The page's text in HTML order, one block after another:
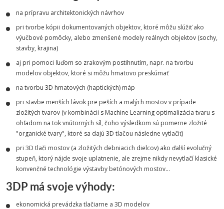
na prípravu architektonických návrhov
pri tvorbe kópii dokumentovaných objektov, ktoré môžu slúžiť ako
výučbové pomôcky, alebo zmenšené modely reálnych objektov (sochy,
stavby, krajina)
aj pri pomoci ľuďom so zrakovým postihnutím, napr. na tvorbu
modelov objektov, ktoré si môžu hmatovo preskúmať
na tvorbu 3D hmatových (haptických) máp
pri stavbe menších lávok pre peších a malých mostov v prípade
zložitých tvarov (v kombinácii s Machine Learning optimalizácia tvaru s
ohľadom na tok vnútorných síl, čoho výsledkom sú pomerne zložité
"organické tvary", ktoré sa dajú 3D tlačou následne vytlačiť)
pri 3D tlači mostov (a zložitých debniacich dielcov) ako ďalší evolučný
stupeň, ktorý nájde svoje uplatnenie, ale zrejme nikdy nevytlačí klasické
konvenčné technológie výstavby betónových mostov...
3DPmá svoje výhody:
ekonomická prevádzka tlačiarne a 3D modelov